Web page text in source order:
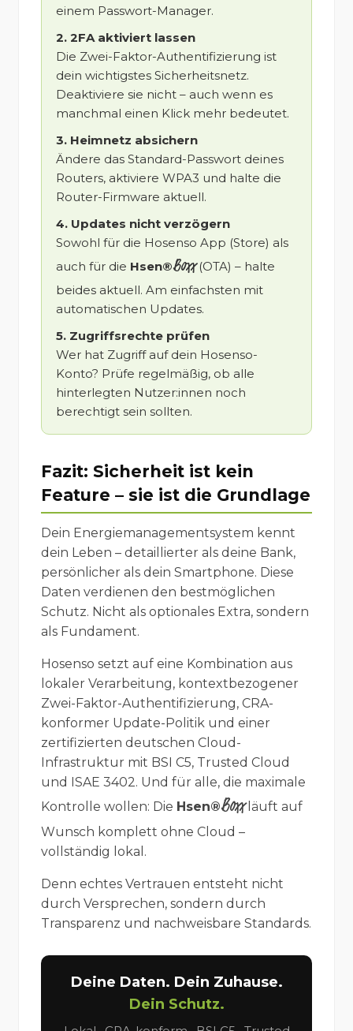
einem Passwort-Manager.
2. 2FA aktiviert lassen
Die Zwei-Faktor-Authentifizierung ist
dein wichtigstes Sicherheitsnetz.
Deaktiviere sie nicht – auch wenn es
manchmal einen Klick mehr bedeutet.
3. Heimnetz absichern
Ändere das Standard-Passwort deines
Routers, aktiviere WPA3 und halte die
Router-Firmware aktuell.
4. Updates nicht verzögern
Sowohl für die Hosenso App (Store) als
auch für die Hsen®Boxx(OTA) – halte
beides aktuell. Am einfachsten mit
automatischen Updates.
5. Zugriffsrechte prüfen
Wer hat Zugriff auf dein Hosenso-
Konto? Prüfe regelmäßig, ob alle
hinterlegten Nutzer:innen noch
berechtigt sein sollten.
Fazit: Sicherheit ist kein
Feature – sie ist die Grundlage
Dein Energiemanagementsystem kennt
dein Leben – detaillierter als deine Bank,
persönlicher als dein Smartphone. Diese
Daten verdienen den bestmöglichen
Schutz. Nicht als optionales Extra, sondern
als Fundament.
Hosenso setzt auf eine Kombination aus
lokaler Verarbeitung, kontextbezogener
Zwei-Faktor-Authentifizierung, CRA-
konformer Update-Politik und einer
zertifizierten deutschen Cloud-
Infrastruktur mit BSI C5, Trusted Cloud
und ISAE 3402. Und für alle, die maximale
Kontrolle wollen: Die Hsen®Boxxläuft auf
Wunsch komplett ohne Cloud –
vollständig lokal.
Denn echtes Vertrauen entsteht nicht
durch Versprechen, sondern durch
Transparenz und nachweisbare Standards.
Deine Daten. Dein Zuhause.
Dein Schutz.